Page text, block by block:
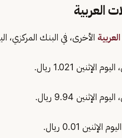
العربية
الأخرى، في البنك المركزي،
1.021 ريال.
9.94 ريال.
0.01 ريال.